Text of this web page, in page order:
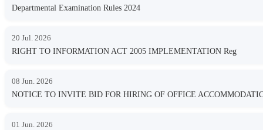
Departmental Examination Rules 2024
20 Jul. 2026
RIGHT TO INFORMATION ACT 2005 IMPLEMENTATION Reg
08 Jun. 2026
NOTICE TO INVITE BID FOR HIRING OF OFFICE
01 Jun. 2026